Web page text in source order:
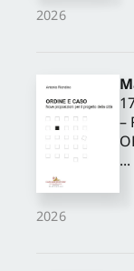
2026
2026
–
...